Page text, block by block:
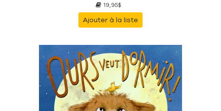
19,95$
Ajouter à la liste